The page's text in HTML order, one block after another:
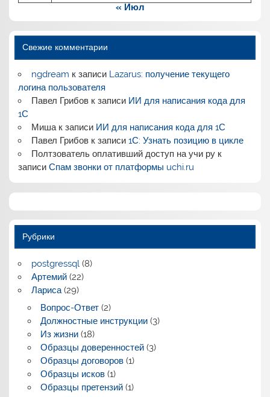
« Июл
Свежие комментарии
ngdream к записи Lazarus: получение текущего
логина пользователя
Павел Грибовк записи ИИ для написания кода для
1С
Мишак записи ИИ для написания кода для 1С
Павел Грибовк записи 1С: Узнать позицию в цикле
Полтзователь оплативший доступ на учи рук
записиСпам звонки от платформы uchi.ru
Рубрики
postgressql(8)
Артемий(22)
Лариса(29)
Вопрос-Ответ(2)
Должностные инструкции(3)
Из жизни(18)
Образцы доверенностей(3)
Образцы договоров(1)
Образцы исков(1)
Образцы претензий(1)